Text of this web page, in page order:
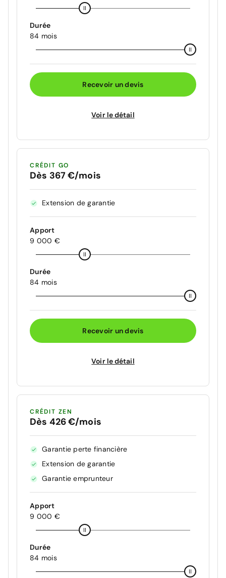
Durée
84 mois
Recevoir un devis
Voir le détail
CRÉDIT GO
Dès 367 €/mois
Extension de garantie
Apport
9 000 €
Durée
84 mois
Recevoir un devis
Voir le détail
CRÉDIT ZEN
Dès 426 €/mois
Garantie perte financière
Extension de garantie
Garantie emprunteur
Apport
9 000 €
Durée
84 mois